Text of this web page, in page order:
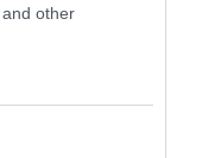
other